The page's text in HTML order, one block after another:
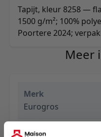
Tapijt, kleur 8258 —
1500 g/m²; 100%
Poortere 2024;
Meer
Merk
Eurogros
EAN